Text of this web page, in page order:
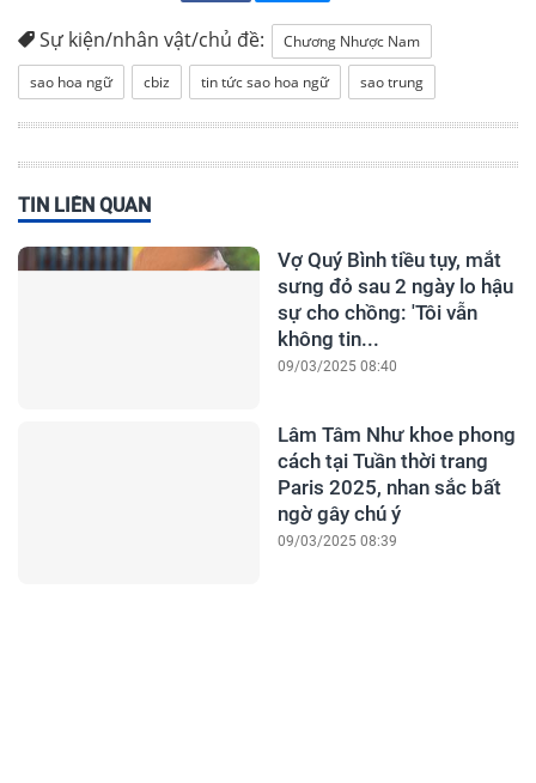
Sự kiện/nhân vật/chủ đề:
Chương Nhược Nam
sao hoa ngữ
cbiz tin tức sao hoa ngữ sao trung
TIN LIÊN QUAN
Vợ Quý Bình tiều tụy, mắt
sưng đỏ sau 2 ngày lo hậu
sự cho chồng: 'Tôi vẫn
không tin...
09/03/2025 08:40
Lâm Tâm Như khoe phong
cách tại Tuần thời trang
Paris 2025, nhan sắc bất
ngờ gây chú ý
09/03/2025 08:39